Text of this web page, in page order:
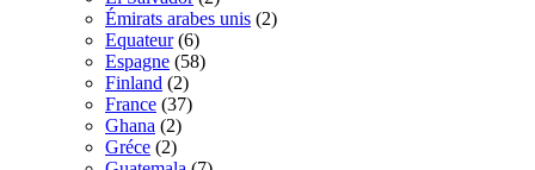
Émirats arabes unis (2)
Equateur (6)
Espagne (58)
Finland (2)
France (37)
Ghana (2)
Gréce (2)